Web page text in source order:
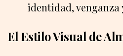
identidad, venganza
El Estilo Visual de